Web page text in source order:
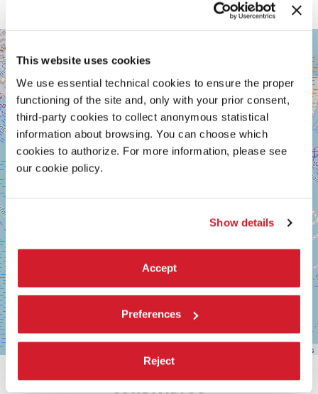
This website uses cookies
We use essential technical cookies to ensure the proper
functioning of the site and, only with your prior consent,
third-party cookies to collect anonymous statistical
information about browsing. You can choose which
cookies to authorize. For more information, please see
our cookie policy.
Show details
Accept
Preferences
Reject
GIARDINI
contributors
CONDIVIDI SU